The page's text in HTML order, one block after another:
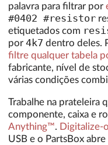
palavra para filtrar por
#0402 #resistor
etiquetados com
por 4k7 dentro deles.
filtre qualquer tabela
fabricante, nível de
várias condições
Trabalhe na prateleira
componente, caixa e
Anything™. Digitalize-o
USB e o PartsBox